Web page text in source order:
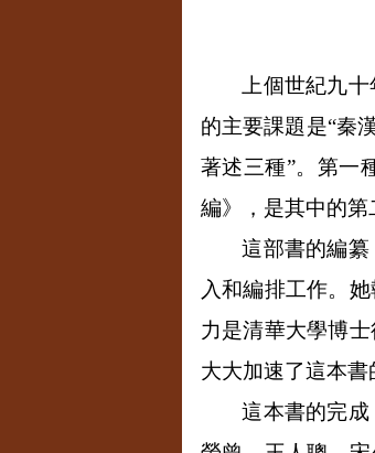
上個世紀九
的主要課題是“秦
著述三種”。第一
編》，是其中的第
這部書的編
入和編排工作。
力是清華大學博
大大加速了這本書
這本書的完